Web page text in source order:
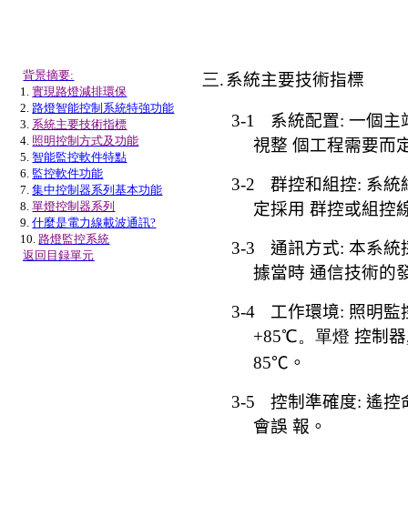
背景摘要:
1.實現路燈減排環保
2. 路燈智能控制系統特強功能
3. 系統主要技術指標
4. 照明控制方式及功能
5.智能監控軟件特點
6. 監控軟件功能
7.集中控制器系列基本功能
8.單燈控制器系列
9.什麼是電力線載波通訊?
10. 路燈監控系統
返回目録單元
三.系統主要技術指標
3-1 系統配置:一個主
視整 個工程需要而
3-2 群控和組控: 系統
定採用 群控或組控
3-3 通訊方式:本系統
據當時 通信技術的
3-4 工作環境: 照明監
+85℃。單燈控制器
85℃。
3-5 控制準確度:遙控
會誤 報。